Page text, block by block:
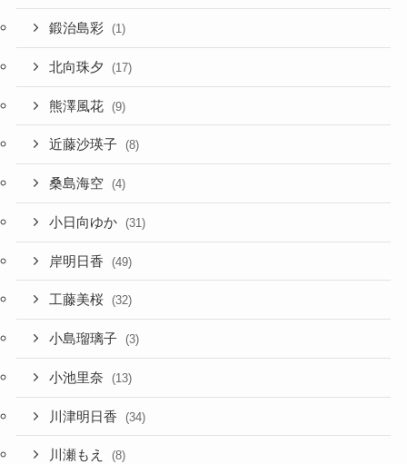
鍛治島彩 (1)
北向珠夕 (17)
熊澤風花 (9)
近藤沙瑛子 (8)
桑島海空 (4)
小日向ゆか (31)
岸明日香 (49)
工藤美桜 (32)
小島瑠璃子 (3)
小池里奈 (13)
川津明日香 (34)
川瀬もえ (8)